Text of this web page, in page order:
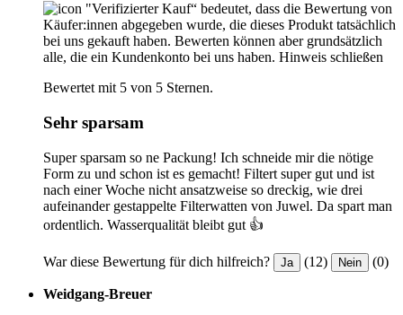
"Verifizierter Kauf“ bedeutet, dass die Bewertung von
Käufer:innen abgegeben wurde, die dieses Produkt tatsächlich
bei uns gekauft haben. Bewerten können aber grundsätzlich
alle, die ein Kundenkonto bei uns haben. Hinweis schließen
Bewertet mit 5 von 5 Sternen.
Sehr sparsam
Super sparsam so ne Packung! Ich schneide mir die nötige
Form zu und schon ist es gemacht! Filtert super gut und ist
nach einer Woche nicht ansatzweise so dreckig, wie drei
aufeinander gestappelte Filterwatten von Juwel. Da spart man
ordentlich. Wasserqualität bleibt gut 👍
War diese Bewertung für dich hilfreich? Ja (12) Nein (0)
Weidgang-Breuer